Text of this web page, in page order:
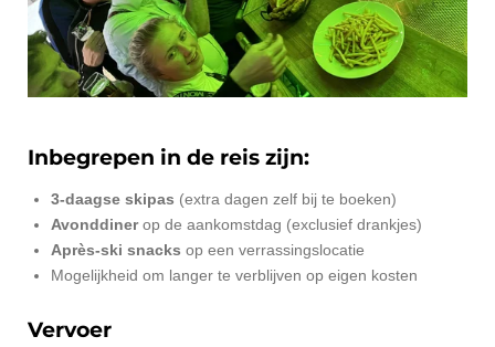
Inbegrepen in de reis zijn:
3-daagse skipas (extra dagen zelf bij te boeken)
Avonddinerop de aankomstdag (exclusief drankjes)
Après-ski snacks op een verrassingslocatie
Mogelijkheid om langer te verblijven op eigen kosten
Vervoer